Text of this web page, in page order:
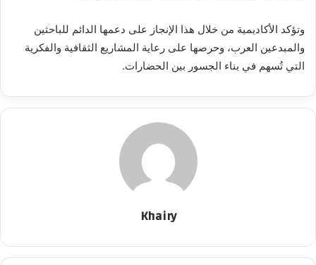
وتؤكد الأكاديمية من خلال هذا الإنجاز على دعمها الدائم للباحثين
والمبدعين العرب، وحرصها على رعاية المشاريع الثقافية والفكرية
التي تُسهم في بناء الجسور بين الحضارات.
Khairy